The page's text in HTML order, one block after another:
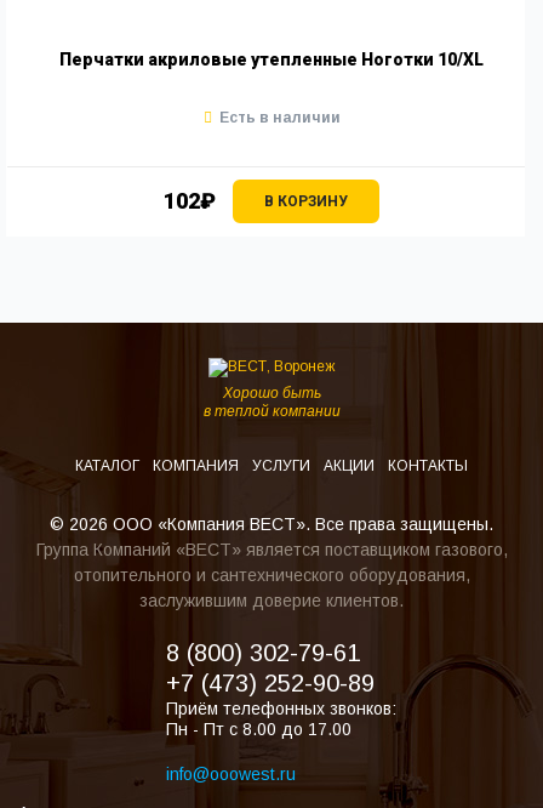
Перчатки акриловые утепленные Ноготки 10/XL
102₽ В КОРЗИНУ
Есть в наличии
Хорошо быть
в теплой компании
КАТАЛОГ КОМПАНИЯ УСЛУГИ АКЦИИ КОНТАКТЫ
© 2026 ООО «Компания ВЕСТ». Все права защищены.
Группа Компаний «ВЕСТ» является поставщиком газового,
отопительного и сантехнического оборудования,
заслужившим доверие клиентов.
8 (800) 302-79-61
+7 (473) 252-90-89
Приём телефонных звонков:
Пн - Пт с 8.00 до 17.00
info@ooowest.ru